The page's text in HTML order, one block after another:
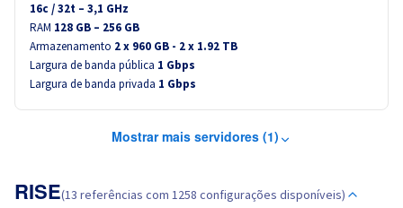
16c /32t – 3,1 GHz
RAM 128 GB – 256 GB
Armazenamento 2 x 960 GB - 2 x 1.92 TB
Largura de banda pública 1 Gbps
Largura de banda privada 1 Gbps
Mostrar mais servidores (1)
RISE(13 referências com 1258 configurações disponíveis)